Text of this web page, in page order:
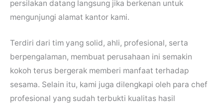
persilakan datang langsung jika berkenan untuk
mengunjungi alamat kantor kami.
Terdiri dari tim yang solid, ahli, profesional, serta
berpengalaman, membuat perusahaan ini semakin
kokoh terus bergerak memberi manfaat terhadap
sesama. Selain itu, kami juga dilengkapi oleh para chef
profesional yang sudah terbukti kualitas hasil